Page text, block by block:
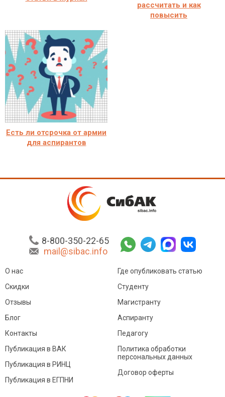
рассчитать и как
повысить
Есть ли отсрочка от армии
для аспирантов
8-800-350-22-65
mail@sibac.info
О нас
Скидки
Отзывы
Блог
Контакты
Где опубликовать статью
Студенту
Магистранту
Аспиранту
Педагогу
Публикация в ВАК
Публикация в РИНЦ
Публикация в ЕГПНИ
Политика обработки
персональных данных
Договор оферты